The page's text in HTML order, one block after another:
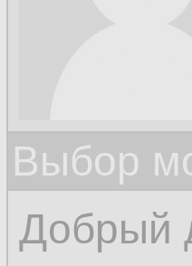
Выбор
Добрый